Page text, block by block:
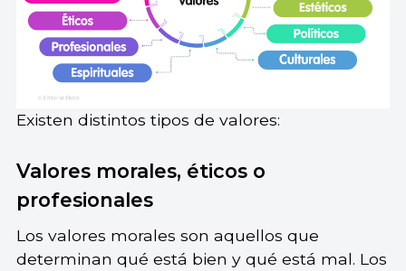
Existen distintos tipos de valores:
Valores morales, éticos o
profesionales
Los valores morales son aquellos que
determinan qué está bien y qué está mal. Los